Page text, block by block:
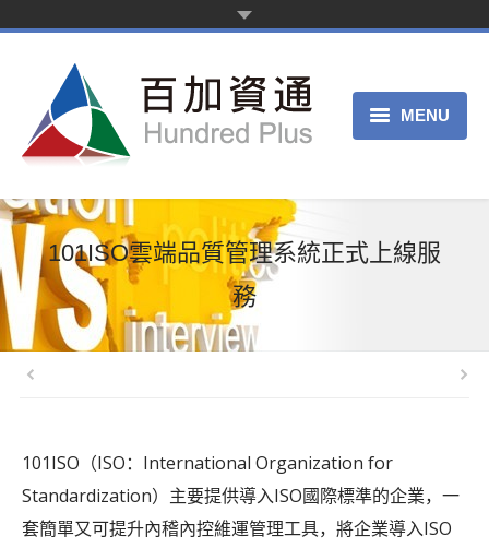
MENU
产品服务
关于我们
申请试用
101ISO雲端品質管理系統正式上線服
務
101ISO（ISO：International Organization for
Standardization）主要提供導入ISO國際標準的企業，一
套簡單又可提升內稽內控維運管理工具，將企業導入ISO